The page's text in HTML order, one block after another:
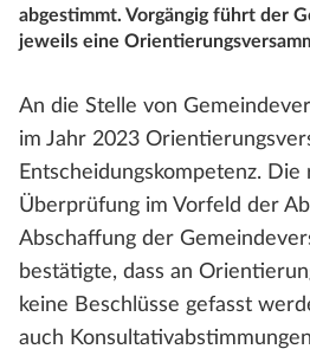
abgestimmt. Vorgängig führt der
jeweils eine
An die Stelle von
im Jahr 2023
Entscheidungskompetenz. Die
Überprüfung im Vorfeld der
Abschaffung der
bestätigte, dass an
keine Beschlüsse gefasst
auch